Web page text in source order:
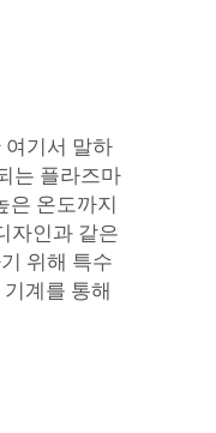
기서 말하
는 플라즈마
은 온도까지
자인과 같은
위해 특수
계를 통해